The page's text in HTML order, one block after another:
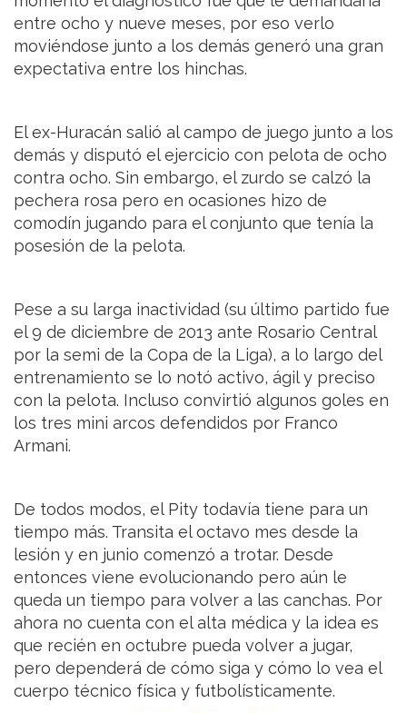
entre ocho y nueve meses, por eso verlo
moviéndose junto a los demás generó una gran
expectativa entre los hinchas.
El ex-Huracán salió al campo de juego junto a los
demás y disputó el ejercicio con pelota de ocho
contra ocho. Sin embargo, el zurdo se calzó la
pechera rosa pero en ocasiones hizo de
comodín jugando para el conjunto que tenía la
posesión de la pelota.
Pese a su larga inactividad (su último partido fue
el 9 de diciembre de 2013 ante Rosario Central
por la semi de la Copa de la Liga), a lo largo del
entrenamiento se lo notó activo, ágil y preciso
con la pelota. Incluso convirtió algunos goles en
los tres mini arcos defendidos por Franco
Armani.
De todos modos, el Pity todavía tiene para un
tiempo más. Transita el octavo mes desde la
lesión y en junio comenzó a trotar. Desde
entonces viene evolucionando pero aún le
queda un tiempo para volver a las canchas. Por
ahora no cuenta con el alta médica y la idea es
que recién en octubre pueda volver a jugar,
pero dependerá de cómo siga y cómo lo vea el
cuerpo técnico física y futbolísticamente.